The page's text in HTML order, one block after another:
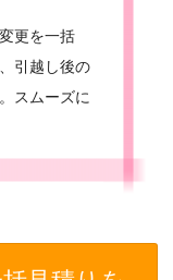
更を一括
引越し後の
スムーズに